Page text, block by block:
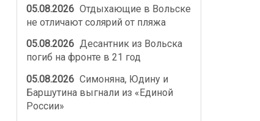
05.08.2026 Отдыхающие в Вольске
не отличают солярий от пляжа
05.08.2026 Десантник из Вольска
погиб на фронте в 21 год
05.08.2026 Симоняна, Юдину и
Баршутина выгнали из «Единой
России»